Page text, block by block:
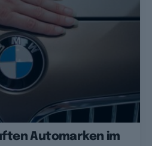
Automarken im